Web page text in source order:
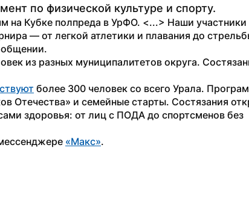
по физической культуре и спорту.
на Кубке полпреда в УрФО. <...> Наши
— от легкой атлетики и плавания до
из разных муниципалитетов округа.
более 300 человек со всего Урала.
Отечества» и семейные старты. Состязания
здоровья: от лиц с ПОДА до спортсменов без
«Макс».